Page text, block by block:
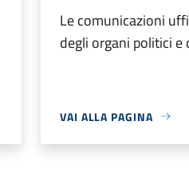
Le comunicazioni
degli organi politici
VAI ALLA PAGINA